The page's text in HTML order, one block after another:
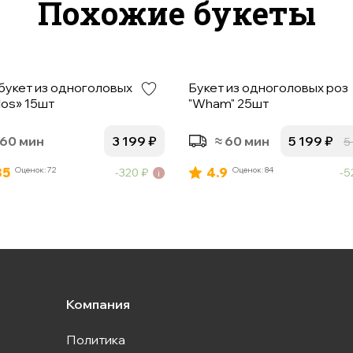
Похожие букеты
из одноголовых роз
15шт
мин 3 199 ₽
Оценок: 72 320 ₽
Букет из одноголовых роз
"Wham" 25шт
≈ 60 мин 5 199 ₽ 5
4.9 Оценок: 84
Компания
Политика